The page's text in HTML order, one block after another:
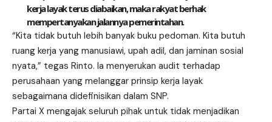
kerja layak terus diabaikan, maka rakyat berhak
mempertanyakan jalannya pemerintahan.
“Kita tidak butuh lebih banyak buku pedoman. Kita butuh
ruang kerja yang manusiawi, upah adil, dan jaminan sosial
nyata,” tegas Rinto. Ia menyerukan audit terhadap
perusahaan yang melanggar prinsip kerja layak
sebagaimana didefinisikan dalam SNP.
Partai X mengajak seluruh pihak untuk tidak menjadikan